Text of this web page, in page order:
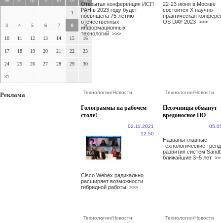
1 2
3 4 5 6 7 8 9
10 11 12 13 14 15 16
17 18 19 20 21 22 23
24 25 26 27 28 29 30
31
Реклама
Открытая конференция ИСП
РАН в 2023 году будет
посвящена 75-летию
отечественных
информационных
технологий >>>
22-23 июня в Москве
состоится Х научно-
практическая
OS DAY 2023 >>>
Технологии/Новости
Голограммы на рабочем
столе!
02.11.2021
12:50
Cisco Webex радикально
расширяет возможности
гибридной работы >>>
Технологии/Новости
Песочницы обманут
вредоносное ПО
Названы главные
технологические
развития систем
ближайшие 3–5 лет
Технологии/Новости Технологии/Новости